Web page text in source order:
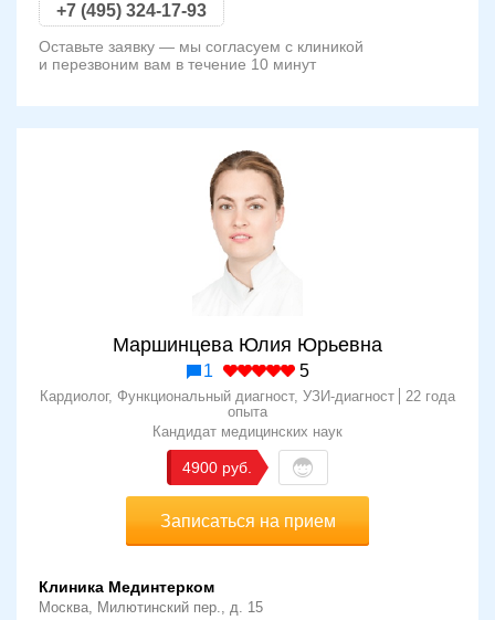
+7 (495) 324-17-93
Оставьте заявку — мы согласуем с клиникой
и перезвоним вам в течение 10 минут
Маршинцева Юлия Юрьевна
1 5
Кардиолог, Функциональный диагност, УЗИ-диагност
22 года
опыта
Кандидат медицинских наук
4900
Записаться на прием
Клиника Мединтерком
Москва, Милютинский пер., д. 15